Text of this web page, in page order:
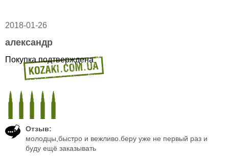
2018-01-26
александр
Покупка подтверждена
Отзыв:
молодцы,быстро и вежливо.беру уже не первый раз и
буду ещё заказывать